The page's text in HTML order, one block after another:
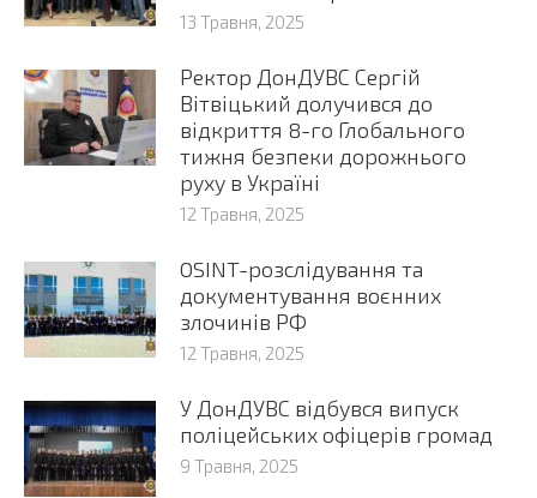
13 Травня, 2025
Ректор ДонДУВС Сергій
Вітвіцький долучився до
відкриття 8-го Глобального
тижня безпеки дорожнього
руху в Україні
12 Травня, 2025
OSINT-розслідування та
документування воєнних
злочинів РФ
12 Травня, 2025
У ДонДУВС відбувся випуск
поліцейських офіцерів громад
9 Травня, 2025